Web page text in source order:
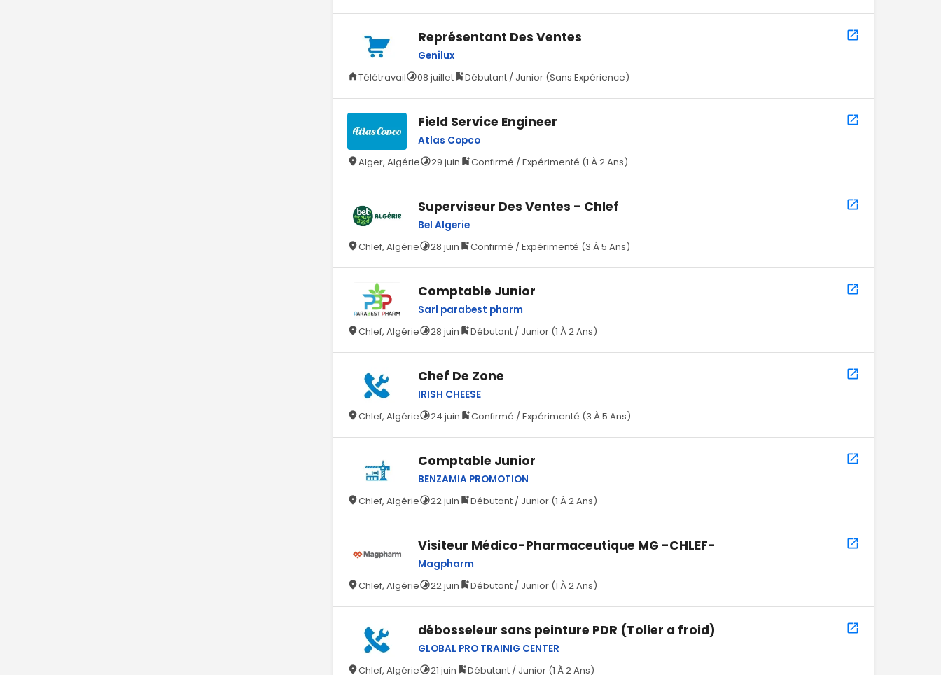
Représentant Des Ventes
Genilux
Télétravail
08 juillet Débutant / Junior (Sans Expérience)
Field Service Engineer
Atlas Copco
Alger, Algérie
29 juin Confirmé / Expérimenté (1 À 2 Ans)
Superviseur Des Ventes - Chlef
Bel Algerie
Chlef, Algérie
28 juin Confirmé / Expérimenté (3 À 5 Ans)
Comptable Junior
Sarl parabest pharm
Chlef, Algérie
28 juin Débutant / Junior (1 À 2 Ans)
Chef De Zone
IRISH CHEESE
Chlef, Algérie
24 juin Confirmé / Expérimenté (3 À 5 Ans)
Comptable Junior
BENZAMIA PROMOTION
Chlef, Algérie
22 juin Débutant / Junior (1 À 2 Ans)
Visiteur Médico-Pharmaceutique MG -CHLEF-
Magpharm
Chlef, Algérie
22 juin Débutant / Junior (1 À 2 Ans)
débosseleur sans peinture PDR (Tolier a froid)
GLOBAL PRO TRAINIG CENTER
Chlef, Algérie
21 juin Débutant / Junior (1 À 2 Ans)